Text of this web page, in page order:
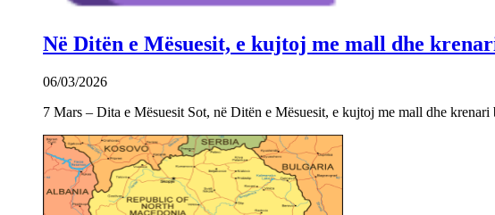
Në Ditën e Mësuesit, e kujtoj me mall dhe
06/03/2026
7 Mars – Dita e Mësuesit Sot, në Ditën e Mësuesit, e kujtoj me mall dhe